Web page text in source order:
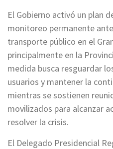
El Gobierno activó un plan
monitoreo permanente
transporte público en el
principalmente en la
medida busca resguardar
usuarios y mantener la
mientras se sostienen
movilizados para alcanzar
resolver la crisis.
El Delegado Presidencial